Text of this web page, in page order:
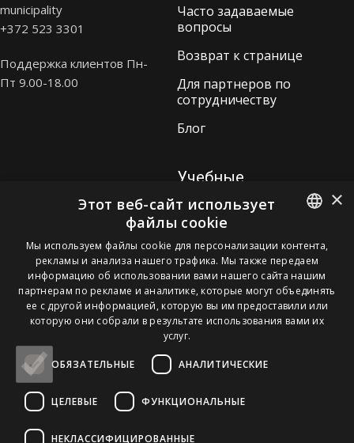
municipality
+372 523 3301
Поддержка клиентов Пн-
Пт 9.00-18.00
Часто задаваемые
вопросы
Возврат к странице
Для партнеров по
сотрудничеству
Блог
Учебные
программы
Ламинирование бровей
3D-уход за бровями с
химическим
окрашиванием
Подтяжка ресниц и
ламинирование бровей
Pomello Eesti OÜ. Kõik õigused kaitstud.
ESTONIAN
ENGLISH
FINNISH
RUSSIAN
×
Этот веб-сайт использует
файлы cookie
Мы используем файлы cookie для персонализации контента,
рекламы и анализа нашего трафика. Мы также передаем
информацию об использовании вами нашего сайта нашим
партнерам по рекламе и аналитике, которые могут объединять
ее с другой информацией, которую вы им предоставили или
которую они собрали в результате использования вами их
услуг.
ОБЯЗАТЕЛЬНЫЕ АНАЛИТИЧЕСКИЕ
ЦЕЛЕВЫЕ ФУНКЦИОНАЛЬНЫЕ
НЕКЛАССИФИЦИРОВАННЫЕ